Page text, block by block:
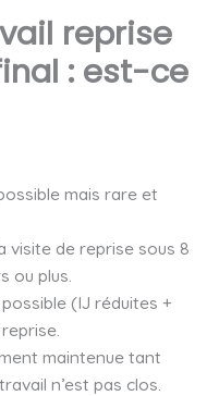
reprise
: est-ce
mais rare et
de reprise sous 8
ou plus.
(IJ réduites +
maintenue tant
n’est pas clos.